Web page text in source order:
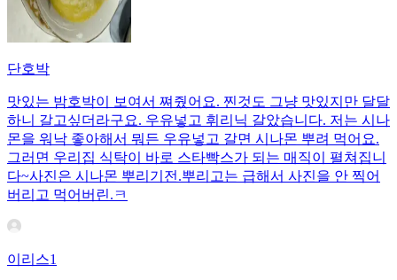
단호박
맛있는 밤호박이 보여서 쪄줬어요. 찐것도 그냥 맛있지만 달달
하니 갈고싶더라구요. 우유넣고 휘리닉 갈았습니다. 저는 시나
몬을 워낙 좋아해서 뭐든 우유넣고 갈면 시나몬 뿌려 먹어요.
그러면 우리집 식탁이 바로 스타빡스가 되는 매직이 펼쳐집니
다~사진은 시나몬 뿌리기전.뿌리고는 급해서 사진을 안 찍어
버리고 먹어버린.ㅋ
이리스1